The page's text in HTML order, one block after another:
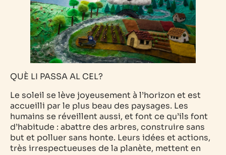
QUÈ LI PASSA AL CEL?
Le soleil se lève joyeusement à l’horizon et est
accueilli par le plus beau des paysages. Les
humains se réveillent aussi, et font ce qu’ils font
d’habitude : abattre des arbres, construire sans
but et polluer sans honte. Leurs idées et actions,
très irrespectueuses de la planète, mettent en